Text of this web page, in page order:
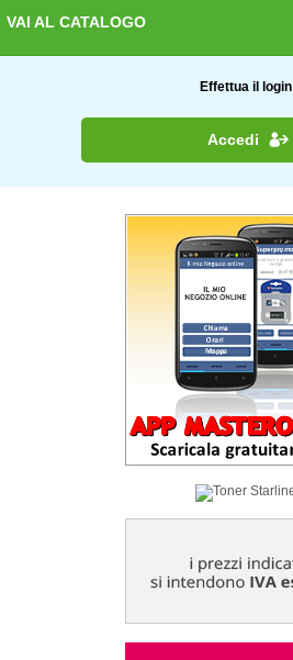
VAI AL CATALOGO
Effettua il login
Accedi